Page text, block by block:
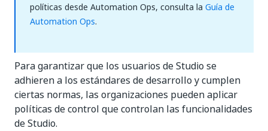
políticas desde Automation Ops, consulta la Guía de
Automation Ops.
Para garantizar que los usuarios de Studio se
adhieren a los estándares de desarrollo y cumplen
ciertas normas, las organizaciones pueden aplicar
políticas de control que controlan las funcionalidades
de Studio.